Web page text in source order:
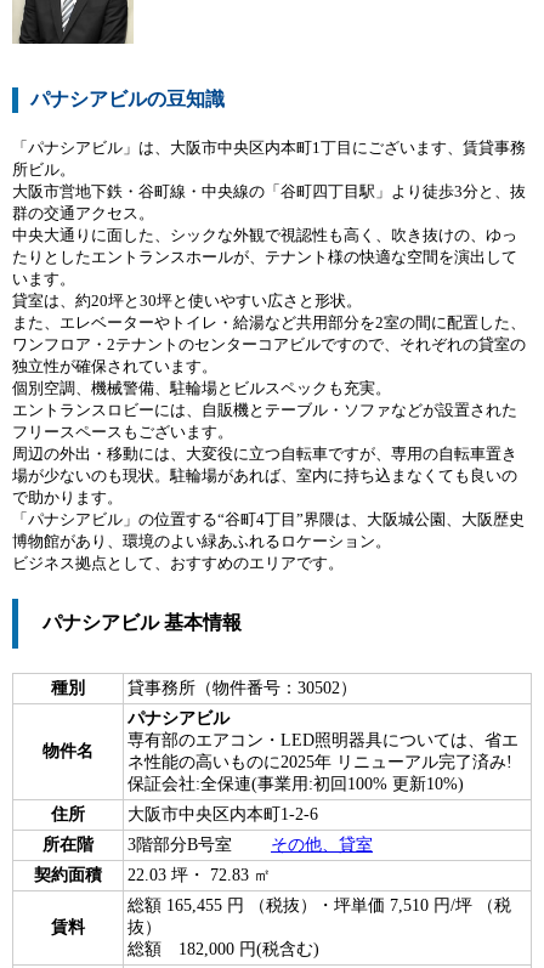
パナシアビルの豆知識
「パナシアビル」は、大阪市中央区内本町1丁目にございます、賃貸事務
所ビル。
大阪市営地下鉄・谷町線・中央線の「谷町四丁目駅」より徒歩3分と、抜
群の交通アクセス。
中央大通りに面した、シックな外観で視認性も高く、吹き抜けの、ゆっ
たりとしたエントランスホールが、テナント様の快適な空間を演出して
います。
貸室は、約20坪と30坪と使いやすい広さと形状。
また、エレベーターやトイレ・給湯など共用部分を2室の間に配置した、
ワンフロア・2テナントのセンターコアビルですので、それぞれの貸室の
独立性が確保されています。
個別空調、機械警備、駐輪場とビルスペックも充実。
エントランスロビーには、自販機とテーブル・ソファなどが設置された
フリースペースもございます。
周辺の外出・移動には、大変役に立つ自転車ですが、専用の自転車置き
場が少ないのも現状。駐輪場があれば、室内に持ち込まなくても良いの
で助かります。
「パナシアビル」の位置する“谷町4丁目”界隈は、大阪城公園、大阪歴史
博物館があり、環境のよい緑あふれるロケーション。
ビジネス拠点として、おすすめのエリアです。
パナシアビル 基本情報
種別 貸事務所（物件番号：30502）
物件名
パナシアビル
専有部のエアコン・LED照明器具については、省エ
ネ性能の高いものに2025年 リニューアル完了済み!
保証会社:全保連(事業用:初回100% 更新10%)
住所
大阪市中央区内本町1-2-6
所在階
3階部分B号室 その他、貸室
契約面積
22.03 坪・ 72.83 ㎡
賃料
総額 165,455 円 （税抜）・坪単価 7,510 円/坪 （税
抜）
総額 182,000 円(税含む)